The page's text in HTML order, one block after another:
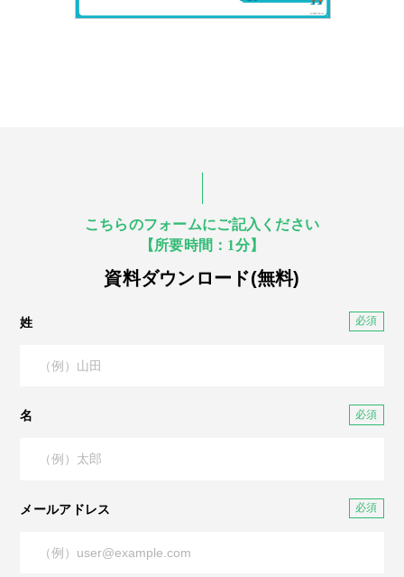
こちらのフォームにご記入ください
【所要時間：1分】
資料ダウンロード(無料)
姓
名
メールアドレス